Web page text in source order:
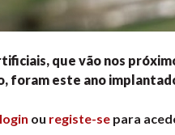
que vão nos
foram este ano
login ou registe-se para